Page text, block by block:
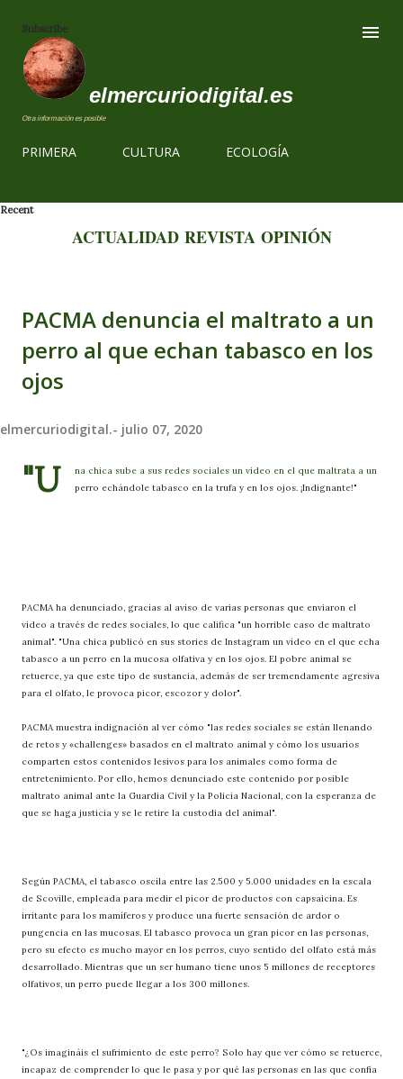
Subscribe
elmercuriodigital.es
Otra información es posible
PRIMERA CULTURA ECOLOGÍA
Recent
ACTUALIDAD REVISTA OPINIÓN
PACMA denuncia el maltrato a un
perro al que echan tabasco en los
ojos
elmercuriodigital.- julio 07, 2020
"U
na chica sube a sus redes sociales un vídeo en el que maltrata a un
perro echándole tabasco en la trufa y en los ojos. ¡Indignante!"
PACMA ha denunciado, gracias al aviso de varias personas que enviaron el
vídeo a través de redes sociales, lo que califica "un horrible caso de maltrato
animal". "Una chica publicó en sus stories de Instagram un vídeo en el que echa
tabasco a un perro en la mucosa olfativa y en los ojos. El pobre animal se
retuerce, ya que este tipo de sustancia, además de ser tremendamente agresiva
para el olfato, le provoca picor, escozor y dolor".
PACMA muestra indignación al ver cómo "las redes sociales se están llenando
de retos y «challenges» basados en el maltrato animal y cómo los usuarios
comparten estos contenidos lesivos para los animales como forma de
entretenimiento. Por ello, hemos denunciado este contenido por posible
maltrato animal ante la Guardia Civil y la Policía Nacional, con la esperanza de
que se haga justicia y se le retire la custodia del animal".
Según PACMA, el tabasco oscila entre las 2.500 y 5.000 unidades en la escala
de Scoville, empleada para medir el picor de productos con capsaicina. Es
irritante para los mamíferos y produce una fuerte sensación de ardor o
pungencia en las mucosas. El tabasco provoca un gran picor en las personas,
pero su efecto es mucho mayor en los perros, cuyo sentido del olfato está más
desarrollado. Mientras que un ser humano tiene unos 5 millones de receptores
olfativos, un perro puede llegar a los 300 millones.
"¿Os imagináis el sufrimiento de este perro? Solo hay que ver cómo se retuerce,
incapaz de comprender lo que le pasa y por qué las personas en las que confía